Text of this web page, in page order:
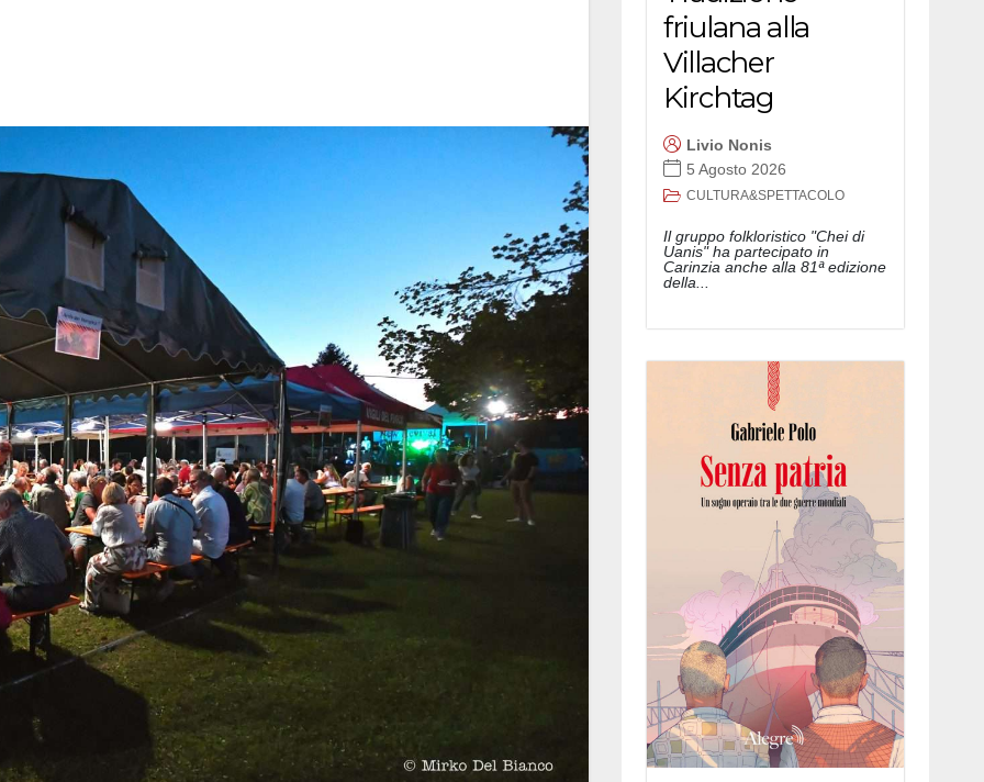
friulana alla
Villacher
Kirchtag
Livio Nonis
5 Agosto 2026
CULTURA&SPETTACOLO
Il gruppo folkloristico "Chei di
Uanis" ha partecipato in
Carinzia anche alla 81ª edizione
della...